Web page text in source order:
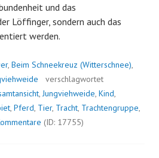
und das
Löffinger, sondern auch das
werden.
, Beim Schneekreuz (Witterschnee),
verschlagwortet
,Jungviehweide, Kind,
, Pferd, Tier, Tracht, Trachtengruppe,
(ID: 17755)